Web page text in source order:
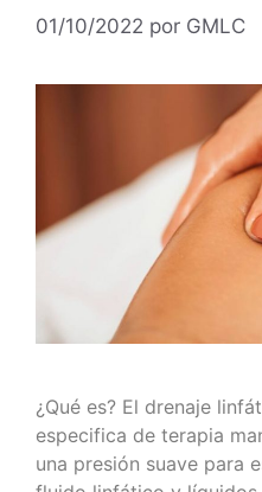
01/10/2022 por GMLC
¿Qué es? El drenaje
especifica de terapia
una presión suave para